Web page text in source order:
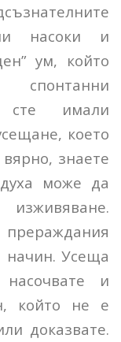
насоки и
ум, който
сте имали
което
знаете
може да
начин. Усеща
и
който не е
доказвате.